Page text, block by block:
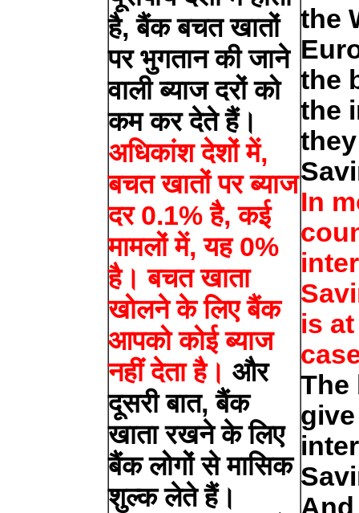
है, बैंक बचत खातों
पर भुगतान की जाने
वाली ब्याज दरों को
कम कर देते हैं।
अधिकांश देशों में,
बचत खातों पर ब्याज
दर 0.1% है, कई
मामलों में, यह 0%
है। बचत खाता
खोलने के लिए बैंक
आपको कोई ब्याज
नहीं देता है। और
दूसरी बात, बैंक
खाता रखने के लिए
बैंक लोगों से मासिक
शुल्क लेते हैं।
the
the
the
In
is
The